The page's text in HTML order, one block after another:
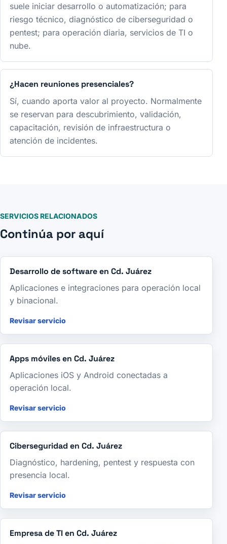
suele iniciar desarrollo o automatización; para
riesgo técnico, diagnóstico de ciberseguridad o
pentest; para operación diaria, servicios de TI o
nube.
¿Hacen reuniones presenciales?
Sí, cuando aporta valor al proyecto. Normalmente
se reservan para descubrimiento, validación,
capacitación, revisión de infraestructura o
atención de incidentes.
SERVICIOS RELACIONADOS
Continúa por aquí
Desarrollo de software en Cd. Juárez
Aplicaciones e integraciones para operación local
y binacional.
Revisar servicio
Apps móviles en Cd. Juárez
Aplicaciones iOS y Android conectadas a
operación local.
Revisar servicio
Ciberseguridad en Cd. Juárez
Diagnóstico, hardening, pentest y respuesta con
presencia local.
Revisar servicio
Empresa de TI en Cd. Juárez